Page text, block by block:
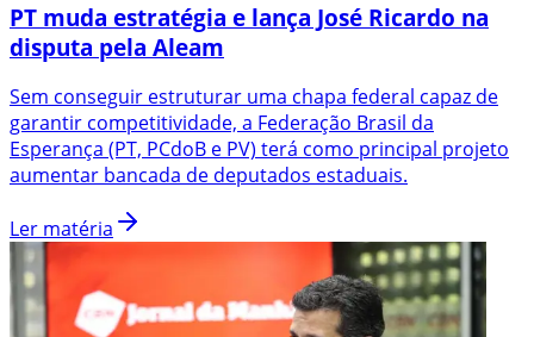
PT muda estratégia e lança José Ricardo na
disputa pela Aleam
Sem conseguir estruturar uma chapa federal capaz de
garantir competitividade, a Federação Brasil da
Esperança (PT, PCdoB e PV) terá como principal projeto
aumentar bancada de deputados estaduais.
Ler matéria